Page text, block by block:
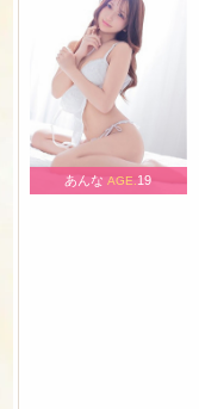
あんなAGE. 19